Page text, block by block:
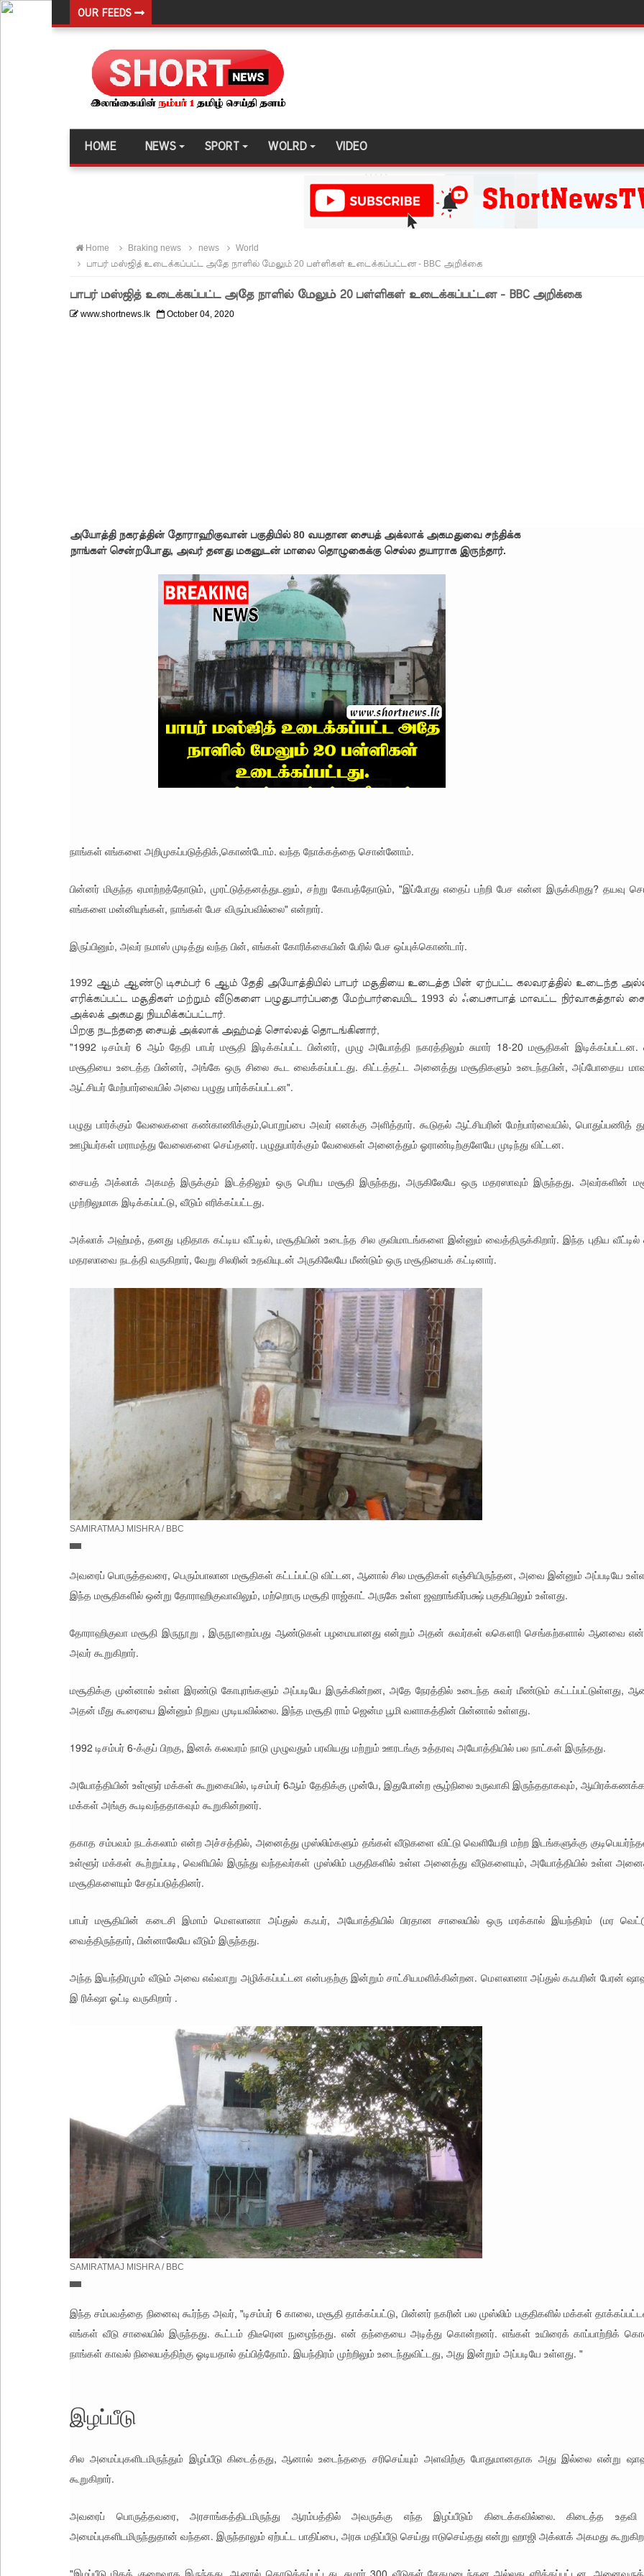
OUR FEEDS
யாழ்.சிறைச்சாலையிலும் விசேட பாதுகாப்பு நடவடிக்கை!
இலங்கை அணியின் பலம் துடுப்பாட்டத்திலேயே உள்ளது!
லலித் - குகன் காணாமற்போன வழக்கு கோட்டாபய ராஜபக்ச செப்டம்பர் 29ஆம் தேதி காணொளி மூலம் சாட்சியமளிக்க
நாட்டில் தொடரும் சிறைக்கலவரங்கள் - முப்படையினருக்கு விடுக்கப்பட்ட அறிவிப்பு!
பேராதனைப் பல்கலை மாணவர்களுக்கான முக்கிய அறிவிப்பு
குருவிட்ட மற்றும் பல்லன்சேன சிறைச்சாலைகளின் நிலைமை கட்டுப்பாட்டுக்குள்!
HOME NEWS SPORT WOLRD VIDEO
Home Braking news news
World
பாபர் மஸ்ஜித் உடைக்கப்பட்ட அதே நாளில் மேலும் 20 பள்ளிகள் உடைக்கப்பட்டன - BBC அறிக்கை
பாபர் மஸ்ஜித் உடைக்கப்பட்ட அதே நாளில் மேலும் 20 பள்ளிகள் உடைக்கப்பட்டன - BBC அறிக்கை
www.shortnews.lk October 04, 2020
அயோத்தி நகரத்தின் தோராஹிகுவான் பகுதியில் 80 வயதான சையத் அக்லாக் அகமதுவை சந்திக்க
நாங்கள் சென்றபோது, அவர் தனது மகனுடன் மாலை தொழுகைக்கு செல்ல தயாராக இருந்தார்.
நாங்கள் எங்களை அறிமுகப்படுத்திக்,கொண்டோம். வந்த நோக்கத்தை சொன்னோம்.
பின்னர் மிகுந்த ஏமாற்றத்தோடும், முரட்டுத்தனத்துடனும், சற்று கோபத்தோடும், "இப்போது எதைப் பற்றி பேச என்ன இருக்கிறது? தயவு
எங்களை மன்னியுங்கள், நாங்கள் பேச விரும்பவில்லை" என்றார்.
இருப்பினும், அவர் நமாஸ் முடித்து வந்த பின், எங்கள் கோரிக்கையின் பேரில் பேச ஒப்புக்கொண்டார்.
1992 ஆம் ஆண்டு டிசம்பர் 6 ஆம் தேதி அயோத்தியில் பாபர் மசூதியை உடைத்த பின் ஏற்பட்ட கலவரத்தில் உடைந்த
எரிக்கப்பட்ட மசூதிகள் மற்றும் வீடுகளை பழுதுபார்ப்பதை மேற்பார்வையிட 1993 ல் ஃபைசாபாத் மாவட்ட நிர்வாகத்தால்
அக்லக் அகமது நியமிக்கப்பட்டார்.
பிறகு நடந்ததை சையத் அக்லாக் அஹ்மத் சொல்லத் தொடங்கினார்,
"1992 டிசம்பர் 6 ஆம் தேதி பாபர் மசூதி இடிக்கப்பட்ட பின்னர், முழு அயோத்தி நகரத்திலும் சுமார் 18-20 மசூதிகள் இடிக்கப்பட்டன.
மசூதியை உடைத்த பின்னர், அங்கே ஒரு சிலை கூட வைக்கப்பட்டது. கிட்டத்தட்ட அனைத்து மசூதிகளும் உடைந்தபின், அப்போதைய
ஆட்சியர் மேற்பார்வையில் அவை பழுது பார்க்கப்பட்டன".
பழுது பார்க்கும் வேலைகளை கண்காணிக்கும்,பொறுப்பை அவர் எனக்கு அளித்தார். கூடுதல் ஆட்சியரின் மேற்பார்வையில், பொதுப்பணித்
ஊழியர்கள் மராமத்து வேலைகளை செய்தனர். பழுதுபார்க்கும் வேலைகள் அனைத்தும் ஓராண்டிற்குளேயே முடிந்து விட்டன.
சையத் அக்லாக் அகமத் இருக்கும் இடத்திலும் ஒரு பெரிய மசூதி இருந்தது, அருகிலேயே ஒரு மதரஸாவும் இருந்தது. அவர்களின்
முற்றிலுமாக இடிக்கப்பட்டு, வீடும் எரிக்கப்பட்டது.
அக்லாக் அஹ்மத், தனது புதிதாக கட்டிய வீட்டில், மசூதியின் உடைந்த சில குவிமாடங்களை இன்னும் வைத்திருக்கிறார். இந்த புதிய வீட்டில்
மதரஸாவை நடத்தி வருகிறார், வேறு சிலரின் உதவியுடன் அருகிலேயே மீண்டும் ஒரு மசூதியைக் கட்டினார்.
ப
மூ
தா
,
SAMIRATMAJ MISHRA / BBC
அவரைப் பொருத்தவரை, பெரும்பாலான மசூதிகள் கட்டப்பட்டு விட்டன, ஆனால் சில மசூதிகள் எஞ்சியிருந்தன, அவை இன்னும் அப்படியே
இந்த மசூதிகளில் ஒன்று தோராஹிகுவாவிலும், மற்றொரு மசூதி ராஜ்காட் அருகே உள்ள ஜஹாங்கிர்பக்ஷ் பகுதியிலும் உள்ளது.
தோராஹிகுவா மசூதி இருநூறு , இருநூறைம்பது ஆண்டுகள் பழமையானது என்றும் அதன் சுவர்கள் லகௌரி செங்கற்களால் ஆனவை
அவர் கூறுகிறார்.
மசூதிக்கு முன்னால் உள்ள இரண்டு கோபுரங்களும் அப்படியே இருக்கின்றன, அதே நேரத்தில் உடைந்த சுவர் மீண்டும் கட்டப்பட்டுள்ளது,
அதன் மீது கூரையை இன்னும் நிறுவ முடியவில்லை. இந்த மசூதி ராம் ஜென்ம பூமி வளாகத்தின் பின்னால் உள்ளது.
1992 டிசம்பர் 6-க்குப் பிறகு, இனக் கலவரம் நாடு முழுவதும் பரவியது மற்றும் ஊரடங்கு உத்தரவு அயோத்தியில் பல நாட்கள் இருந்தது.
அயோத்தியின் உள்ளூர் மக்கள் கூறுகையில், டிசம்பர் 6ஆம் தேதிக்கு முன்பே, இதுபோன்ற சூழ்நிலை உருவாகி இருந்ததாகவும்,
மக்கள் அங்கு கூடிவந்ததாகவும் கூறுகின்றனர்.
தகாத சம்பவம் நடக்கலாம் என்ற அச்சத்தில், அனைத்து முஸ்லிம்களும் தங்கள் வீடுகளை விட்டு வெளியேறி மற்ற இடங்களுக்கு
உள்ளூர் மக்கள் கூற்றுப்படி, வெளியில் இருந்து வந்தவர்கள் முஸ்லிம் பகுதிகளில் உள்ள அனைத்து வீடுகளையும், அயோத்தியில் உள்ள
மசூதிகளையும் சேதப்படுத்தினர்.
பாபர் மசூதியின் கடைசி இமாம் மௌலானா அப்துல் கஃபர், அயோத்தியில் பிரதான சாலையில் ஒரு மரக்கால் இயந்திரம் (மர
வைத்திருந்தார், பின்னாலேயே வீடும் இருந்தது.
அந்த இயந்திரமும் வீடும் அவை எவ்வாறு அழிக்கப்பட்டன என்பதற்கு இன்றும் சாட்சியமளிக்கின்றன. மௌலானா அப்துல் கஃபரின் பேரன்
இ ரிக்‌ஷா ஓட்டி வருகிறார் .
ப
மூ
தா
ம்
SAMIRATMAJ MISHRA / BBC
இந்த சம்பவத்தை நினைவு கூர்ந்த அவர், "டிசம்பர் 6 காலை, மசூதி தாக்கப்பட்டு, பின்னர் நகரின் பல முஸ்லிம் பகுதிகளில் மக்கள்
எங்கள் வீடு சாலையில் இருந்தது. கூட்டம் திடீரென நுழைந்தது. என் தந்தையை அடித்து கொன்றனர். எங்கள் உயிரைக் காப்பாற்றிக்
நாங்கள் காவல் நிலையத்திற்கு ஓடியதால் தப்பித்தோம். இயந்திரம் முற்றிலும் உடைந்துவிட்டது, அது இன்றும் அப்படியே உள்ளது. "
இழப்பீடு
சில அமைப்புகளிடமிருந்தும் இழப்பீடு கிடைத்தது, ஆனால் உடைந்ததை சரிசெய்யும் அளவிற்கு போதுமானதாக அது இல்லை என்று
கூறுகிறார்.
அவரைப் பொருத்தவரை, அரசாங்கத்திடமிருந்து ஆரம்பத்தில் அவருக்கு எந்த இழப்பீடும் கிடைக்கவில்லை. கிடைத்த உதவி
அமைப்புகளிடமிருந்துதான் வந்தன. இருந்தாலும் ஏற்பட்ட பாதிப்பை, அரசு மதிப்பீடு செய்து ஈடுசெய்தது என்று ஹாஜி அக்லாக் அகமது